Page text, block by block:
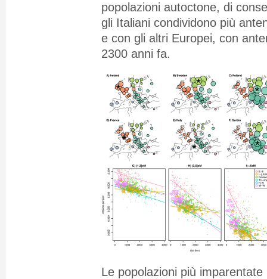
popolazioni autoctone, di
gli Italiani condividono più
e con gli altri Europei, con
2300 anni fa.
Le popolazioni più